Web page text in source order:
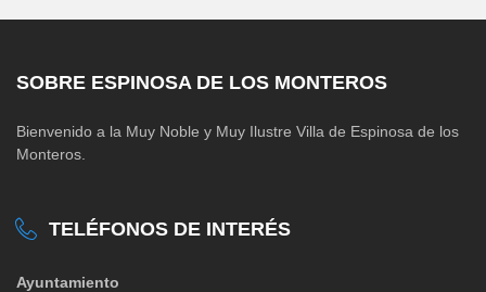
SOBRE ESPINOSA DE LOS MONTEROS
Bienvenido a la Muy Noble y Muy Ilustre Villa de Espinosa de los
Monteros.
TELÉFONOS DE INTERÉS
Ayuntamiento